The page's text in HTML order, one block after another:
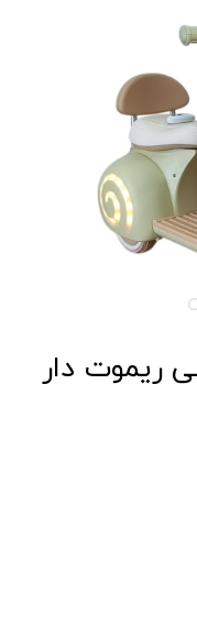
ریموت دار